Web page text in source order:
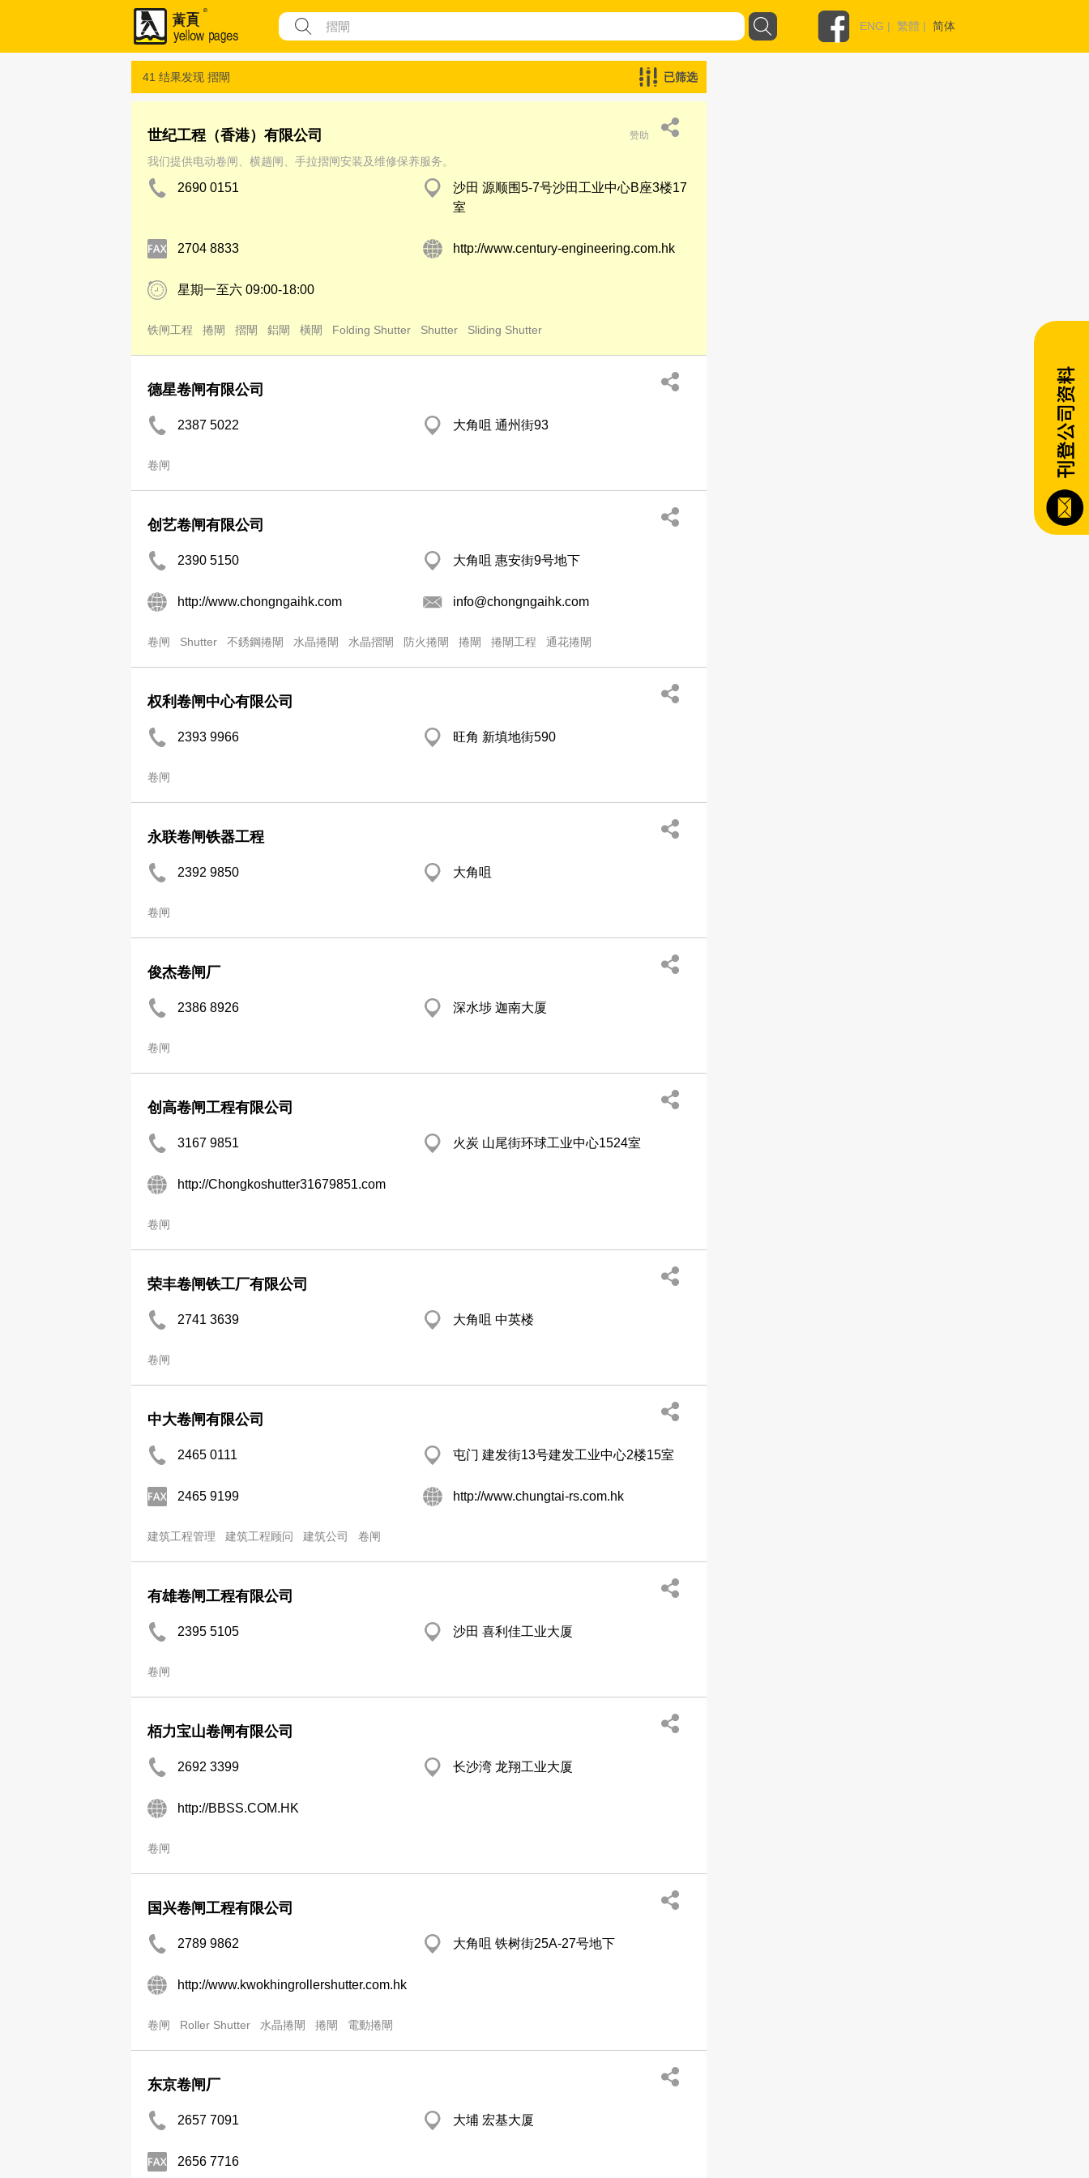
ENG | 繁體 | 简体
41 结果发现 摺閘 已筛选
世纪工程（香港）有限公司 赞助
我们提供电动卷闸、横趟闸、手拉摺闸安装及维修保养服务。
2690 0151
沙田 源顺围5-7号沙田工业中心B座3楼17
室
2704 8833 http://www.century-engineering.com.hk
星期一至六 09:00-18:00
铁闸工程 捲閘 摺閘 鋁閘 橫閘 Folding Shutter Shutter Sliding Shutter
德星卷闸有限公司
2387 5022 大角咀 通州街93
卷闸
创艺卷闸有限公司
2390 5150 大角咀 惠安街9号地下
http://www.chongngaihk.com info@chongngaihk.com
卷闸 Shutter 不銹鋼捲閘 水晶捲閘 水晶摺閘 防火捲閘 捲閘 捲閘工程 通花捲閘
权利卷闸中心有限公司
2393 9966 旺角 新填地街590
卷闸
永联卷闸铁器工程
2392 9850 大角咀
卷闸
俊杰卷闸厂
2386 8926 深水埗 迦南大厦
卷闸
创高卷闸工程有限公司
3167 9851 火炭 山尾街环球工业中心1524室
http://Chongkoshutter31679851.com
卷闸
荣丰卷闸铁工厂有限公司
2741 3639 大角咀 中英楼
卷闸
中大卷闸有限公司
2465 0111 屯门 建发街13号建发工业中心2楼15室
2465 9199 http://www.chungtai-rs.com.hk
建筑工程管理 建筑工程顾问 建筑公司 卷闸
有雄卷闸工程有限公司
2395 5105 沙田 喜利佳工业大厦
卷闸
栢力宝山卷闸有限公司
2692 3399 长沙湾 龙翔工业大厦
http://BBSS.COM.HK
卷闸
国兴卷闸工程有限公司
2789 9862 大角咀 铁树街25A-27号地下
http://www.kwokhingrollershutter.com.hk
卷闸 Roller Shutter 水晶捲閘 捲閘 電動捲閘
东京卷闸厂
2657 7091 大埔 宏基大厦
2656 7716